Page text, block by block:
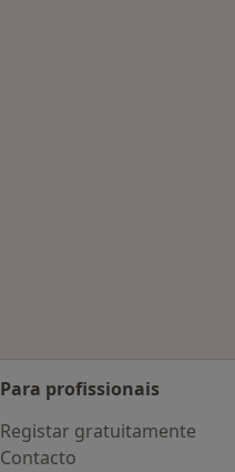
Para profissionais
Registar gratuitamente
Contacto